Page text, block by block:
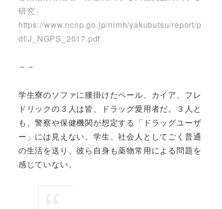
研究」
https://www.ncnp.go.jp/nimh/yakubutsu/report/p
df/J_NGPS_2017.pdf
－－
学生寮のソファに腰掛けたペール、カイア、フレ
ドリックの３人は皆、ドラッグ愛用者だ。３人と
も、警察や保健機関が想定する「ドラッグユーザ
ー」には見えない。学生、社会人としてごく普通
の生活を送り、彼ら自身も薬物常用による問題を
感じていない。